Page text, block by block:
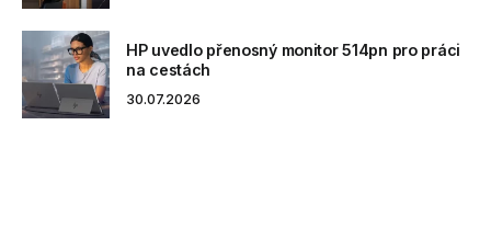
HP uvedlo přenosný monitor 514pn pro práci
na cestách
30.07.2026